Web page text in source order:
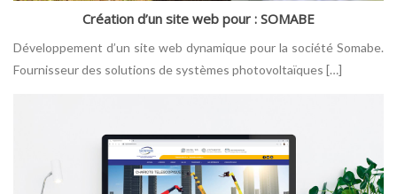
Création d’un site web pour : SOMABE
Développement d’un site web dynamique pour la société Somabe.
Fournisseur des solutions de systèmes photovoltaïques […]